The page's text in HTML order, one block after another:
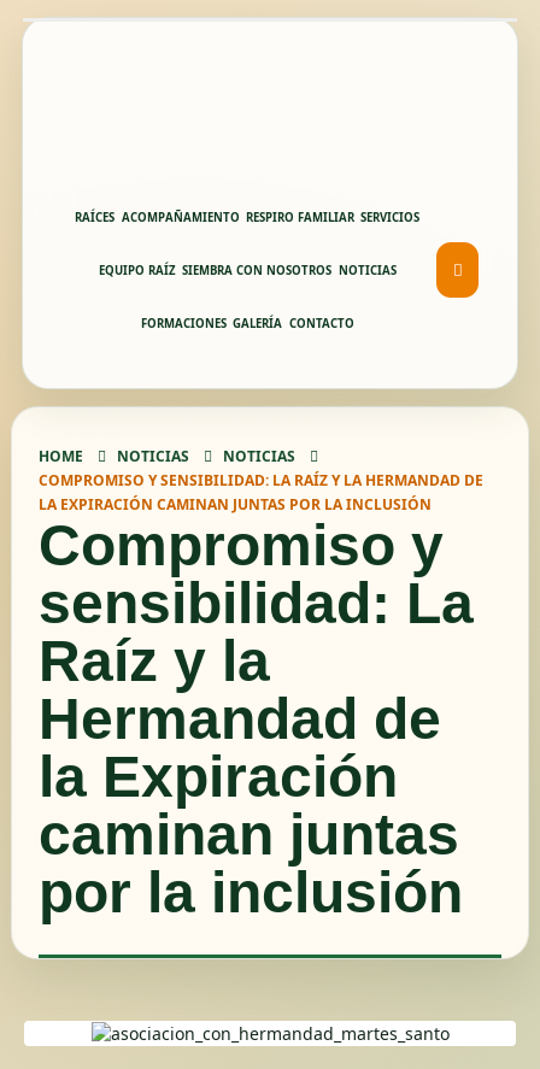
RAÍCES ACOMPAÑAMIENTO RESPIRO FAMILIAR SERVICIOS
EQUIPO RAÍZ SIEMBRA CON NOSOTROS NOTICIAS
FORMACIONES GALERÍA CONTACTO
HOME NOTICIAS
NOTICIAS
COMPROMISO Y SENSIBILIDAD: LA RAÍZ Y LA HERMANDAD DE
LA EXPIRACIÓN CAMINAN JUNTAS POR LA INCLUSIÓN
Compromiso y
sensibilidad: La
Raíz y la
Hermandad de
la Expiración
caminan juntas
por la inclusión